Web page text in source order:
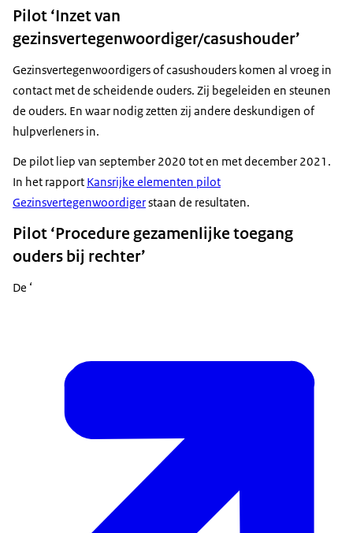
Pilot ‘Inzet van
gezinsvertegenwoordiger/casushouder’
Gezinsvertegenwoordigers of casushouders komen al vroeg in
contact met de scheidende ouders. Zij begeleiden en steunen
de ouders. En waar nodig zetten zij andere deskundigen of
hulpverleners in.
De pilot liep van september 2020 tot en met december 2021.
In het rapport Kansrijke elementen pilot
Gezinsvertegenwoordigerstaan de resultaten.
Pilot ‘Procedure gezamenlijke toegang
ouders bij rechter’
De ‘